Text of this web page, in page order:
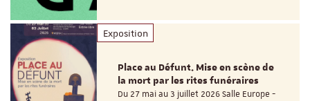
Exposition
Place au Défunt. Mise en scène de
la mort par les rites funéraires
Du 27 mai au 3 juillet 2026 Salle Europe -